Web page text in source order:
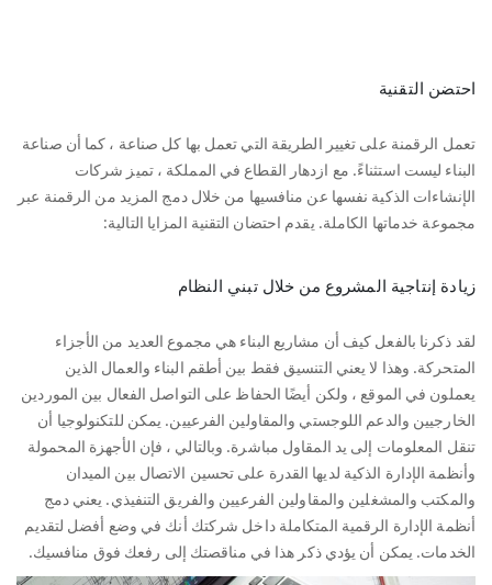
احتضن التقنية
تعمل الرقمنة على تغيير الطريقة التي تعمل بها كل صناعة ، كما أن صناعة
البناء ليست استثناءً. مع ازدهار القطاع في المملكة ، تميز شركات
الإنشاءات الذكية نفسها عن منافسيها من خلال دمج المزيد من الرقمنة عبر
مجموعة خدماتها الكاملة. يقدم احتضان التقنية المزايا التالية:
زيادة إنتاجية المشروع من خلال تبني النظام
لقد ذكرنا بالفعل كيف أن مشاريع البناء هي مجموع العديد من الأجزاء
المتحركة. وهذا لا يعني التنسيق فقط بين أطقم البناء والعمال الذين
يعملون في الموقع ، ولكن أيضًا الحفاظ على التواصل الفعال بين الموردين
الخارجيين والدعم اللوجستي والمقاولين الفرعيين. يمكن للتكنولوجيا أن
تنقل المعلومات إلى يد المقاول مباشرة. وبالتالي ، فإن الأجهزة المحمولة
وأنظمة الإدارة الذكية لديها القدرة على تحسين الاتصال بين الميدان
والمكتب والمشغلين والمقاولين الفرعيين والفريق التنفيذي. يعني دمج
أنظمة الإدارة الرقمية المتكاملة داخل شركتك أنك في وضع أفضل لتقديم
الخدمات. يمكن أن يؤدي ذكر هذا في مناقصتك إلى رفعك فوق منافسيك.